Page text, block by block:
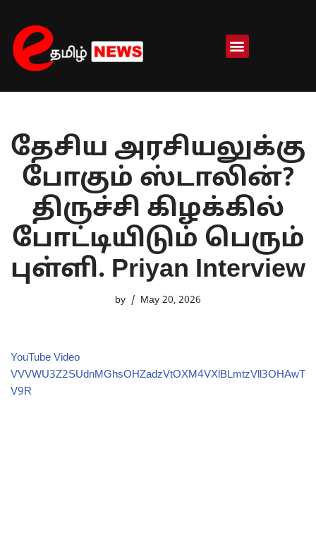
Skip
to
content
தேசிய அரசியலுக்கு
போகும் ஸ்டாலின்?
திருச்சி கிழக்கில்
போட்டியிடும் பெரும்
புள்ளி. Priyan Interview
by May 20, 2026
YouTube Video
VVVWU3Z2SUdnMGhsOHZadzVtOXM4VXlBLmtzVll3OHAwT
V9R